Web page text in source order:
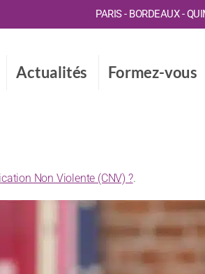
PARIS - BORDEAUX -
Actualités Formez-vous
Non Violente (CNV) ?.